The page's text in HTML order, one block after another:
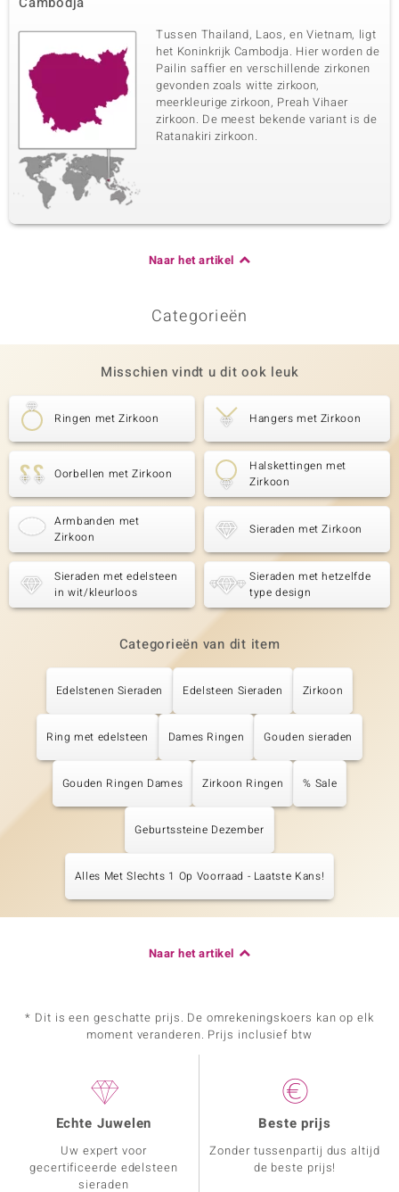
Tussen Thailand, Laos, en Vietnam, ligt
het Koninkrijk Cambodja. Hier worden de
Pailin saffier en verschillende zirkonen
gevonden zoals witte zirkoon,
meerkleurige zirkoon, Preah Vihaer
zirkoon. De meest bekende variant is de
Ratanakiri zirkoon.
Naar het artikel
Categorieën
Misschien vindt u dit ook leuk
Ringen met Zirkoon Hangers met Zirkoon
Oorbellen met Zirkoon
Halskettingen met
Zirkoon
Armbanden met
Zirkoon
Sieraden met Zirkoon
Sieraden met edelsteen
in wit/kleurloos
Sieraden met hetzelfde
type design
Categorieën van dit item
Edelstenen Sieraden Edelsteen Sieraden Zirkoon
Ring met edelsteen Dames Ringen Gouden sieraden
Gouden Ringen Dames Zirkoon Ringen % Sale
Geburtssteine Dezember
Alles Met Slechts 1 Op Voorraad - Laatste Kans!
Naar het artikel
* Dit is een geschatte prijs. De omrekeningskoers kan op elk
moment veranderen. Prijs inclusief btw
Echte Juwelen
Uw expert voor
gecertificeerde edelsteen
sieraden
Beste prijs
Zonder tussenpartij dus altijd
de beste prijs!